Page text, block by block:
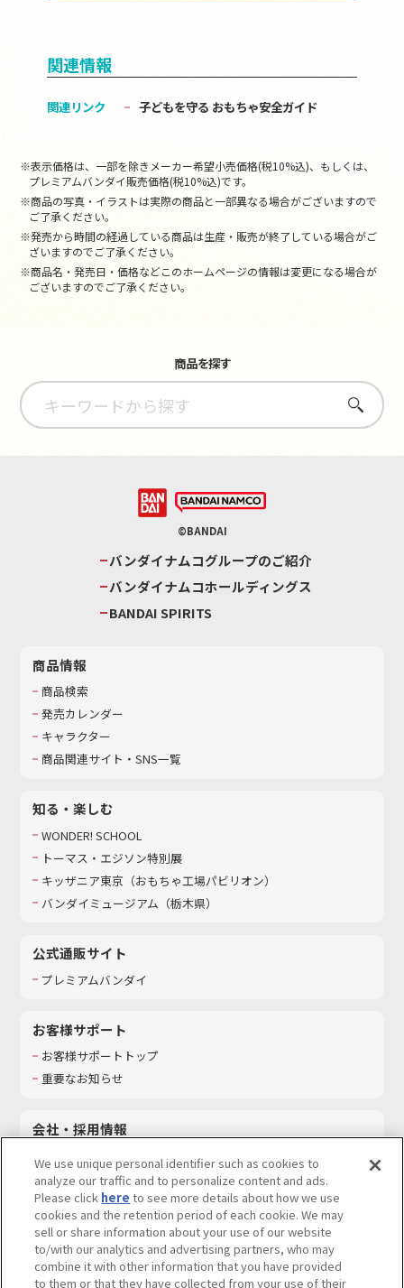
関連情報
関連リンク 子どもを守る おもちゃ安全ガイド
※表示価格は、一部を除きメーカー希望小売価格(税10%込)、もしくは、
プレミアムバンダイ販売価格(税10%込)です。
※商品の写真・イラストは実際の商品と一部異なる場合がございますので
ご了承ください。
※発売から時間の経過している商品は生産・販売が終了している場合がご
ざいますのでご了承ください。
※商品名・発売日・価格などこのホームページの情報は変更になる場合が
ございますのでご了承ください。
商品を探す
さがす
©BANDAI
バンダイナムコグループのご紹介
バンダイナムコホールディングス
BANDAI SPIRITS
商品情報
商品検索
発売カレンダー
キャラクター
商品関連サイト・SNS一覧
知る・楽しむ
WONDER! SCHOOL
トーマス・エジソン特別展
キッザニア東京（おもちゃ工場パビリオン）​
バンダイミュージアム（栃木県）
公式通販サイト
プレミアムバンダイ
お客様サポート
お客様サポートトップ
重要なお知らせ
会社・採用情報
採用情報
サステナビリティ
お問い合わせ
We use unique personal identifier such as cookies to
analyze our traffic and to personalize content and ads.
Please click here to see more details about how we use
cookies and the retention period of each cookie. We may
sell or share information about your use of our website
to/with our analytics and advertising partners, who may
combine it with other information that you have provided
to them or that they have collected from your use of their